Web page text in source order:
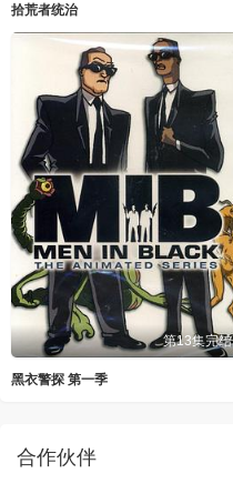
拾荒者统治
第13集完结
黑衣警探 第一季
合作伙伴